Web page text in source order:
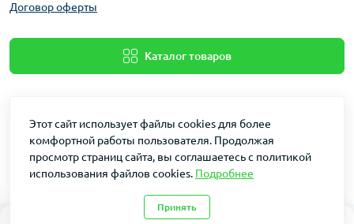
0
Договор оферты
Каталог товаров
Dakin © 2026
Этот сайт использует файлы cookies для более
комфортной работы пользователя. Продолжая
просмотр страниц сайта, вы соглашаетесь с политикой
использования файлов cookies. Подробнее
Принять